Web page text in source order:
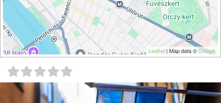
Leaflet | Map data ©Google